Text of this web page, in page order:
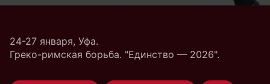
24-27 января, Уфа.
Греко-римская борьба. "Единство — 2026".